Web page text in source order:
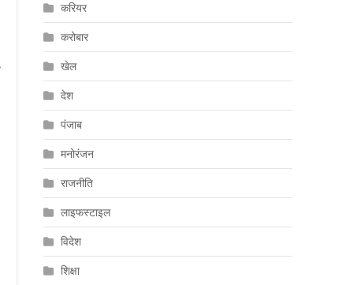
करियर
करोबार
खेल
देश
पंजाब
मनोरंजन
राजनीति
लाइफस्टाइल
विदेश
शिक्षा